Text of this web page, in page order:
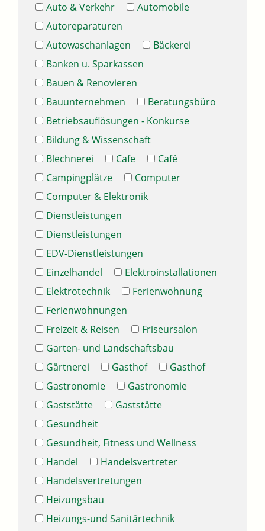
Auto & Verkehr
Automobile
Autoreparaturen
Autowaschanlagen
Bäckerei
Banken u. Sparkassen
Bauen & Renovieren
Bauunternehmen
Beratungsbüro
Betriebsauflösungen - Konkurse
Bildung & Wissenschaft
Blechnerei
Cafe
Café
Campingplätze
Computer
Computer & Elektronik
Dienstleistungen
Dienstleistungen
EDV-Dienstleistungen
Einzelhandel
Elektroinstallationen
Elektrotechnik
Ferienwohnung
Ferienwohnungen
Freizeit & Reisen
Friseursalon
Garten- und Landschaftsbau
Gärtnerei
Gasthof
Gasthof
Gastronomie
Gastronomie
Gaststätte
Gaststätte
Gesundheit
Gesundheit, Fitness und Wellness
Handel
Handelsvertreter
Handelsvertretungen
Heizungsbau
Heizungs-und Sanitärtechnik